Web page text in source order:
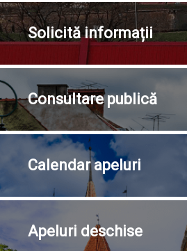
Solicităinformații
Consultarepublică
Calendarapeluri
Apeluri deschise